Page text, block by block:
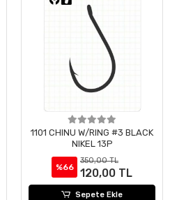
1101 CHINU W/RING #3 BLACK
NIKEL 13P
%66
350,00 TL
120,00 TL
Sepete Ekle